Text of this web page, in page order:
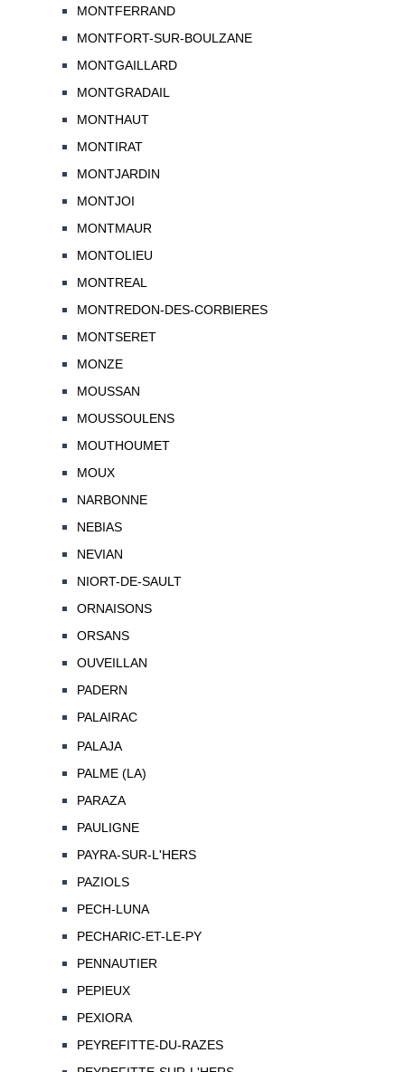
MONTFERRAND
MONTFORT-SUR-BOULZANE
MONTGAILLARD
MONTGRADAIL
MONTHAUT
MONTIRAT
MONTJARDIN
MONTJOI
MONTMAUR
MONTOLIEU
MONTREAL
MONTREDON-DES-CORBIERES
MONTSERET
MONZE
MOUSSAN
MOUSSOULENS
MOUTHOUMET
MOUX
NARBONNE
NEBIAS
NEVIAN
NIORT-DE-SAULT
ORNAISONS
ORSANS
OUVEILLAN
PADERN
PALAIRAC
PALAJA
PALME (LA)
PARAZA
PAULIGNE
PAYRA-SUR-L'HERS
PAZIOLS
PECH-LUNA
PECHARIC-ET-LE-PY
PENNAUTIER
PEPIEUX
PEXIORA
PEYREFITTE-DU-RAZES